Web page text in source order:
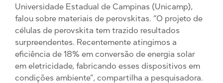
Universidade Estadual de Campinas (Unicamp),
falou sobre materiais de perovskitas. “O projeto de
células de perovskita tem trazido resultados
surpreendentes. Recentemente atingimos a
eficiência de 18% em conversão de energia solar
em eletricidade, fabricando esses dispositivos em
condições ambiente”, compartilha a pesquisadora.